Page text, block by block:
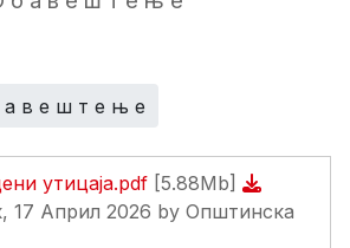
а в е ш т е њ е
утицаја.pdf [5.88Mb]
17 Април 2026 by Општинска